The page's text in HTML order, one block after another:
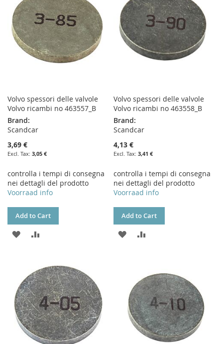
LIST
LIST
Volvo spessori delle valvole
Volvo ricambi no 463557_B
Brand:
Scandcar
3,69 €
3,05 €
controlla i tempi di consegna
nei dettagli del prodotto
Voorraad info
Add to Cart
ADD
WISH
LIST
COMPARE
Volvo spessori delle valvole
Volvo ricambi no 463558_B
Brand:
Scandcar
4,13 €
3,41 €
controlla i tempi di consegna
nei dettagli del prodotto
Voorraad info
Add to Cart
ADD
LIST